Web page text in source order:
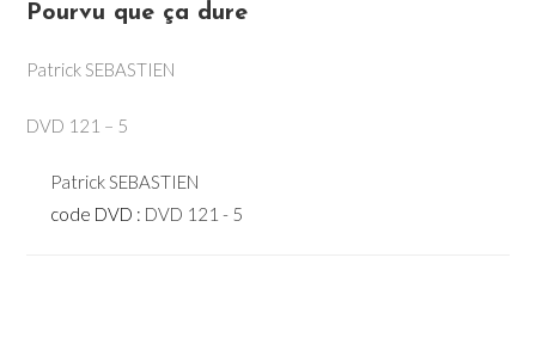
Pourvu que ça dure
Patrick SEBASTIEN
DVD 121 – 5
Patrick SEBASTIEN
code DVD : DVD 121 - 5